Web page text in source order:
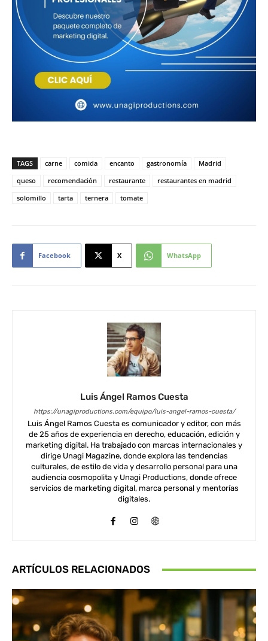
TAGS carne comida encanto gastronomía
Madrid
queso
recomendación restaurante
restaurantes en madrid
solomillo
tarta ternera tomate
Facebook X WhatsApp
Luis Ángel Ramos Cuesta
https://unagiproductions.com/equipo/luis-angel-ramos-cuesta/
Luis Ángel Ramos Cuesta es comunicador y editor, con más
de 25 años de experiencia en derecho, educación, edición y
marketing digital. Ha trabajado con marcas internacionales y
dirige Unagi Magazine, donde explora las tendencias
culturales, de estilo de vida y desarrollo personal para una
audiencia cosmopolita y Unagi Productions, donde ofrece
servicios de marketing digital, marca personal y mentorías
digitales.
ARTÍCULOS RELACIONADOS